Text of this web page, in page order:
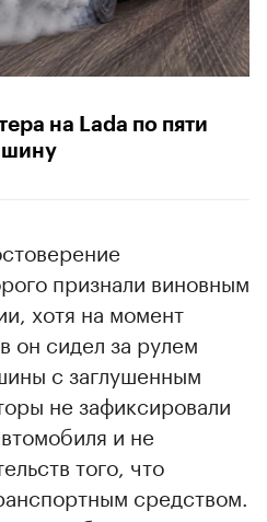
на Lada по пяти
признали виновным
хотя на момент
он сидел за рулем
с заглушенным
не зафиксировали
и не
того, что
средством.